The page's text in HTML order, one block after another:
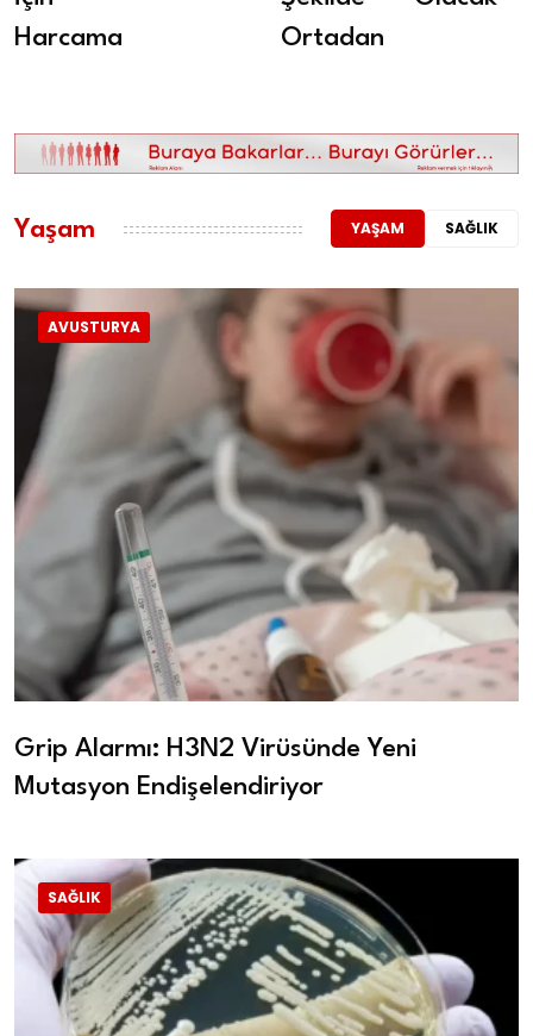
Harcama
Ortadan
Yaşam YAŞAM SAĞLIK
AVUSTURYA
Grip Alarmı: H3N2 Virüsünde Yeni
Mutasyon Endişelendiriyor
SAĞLIK